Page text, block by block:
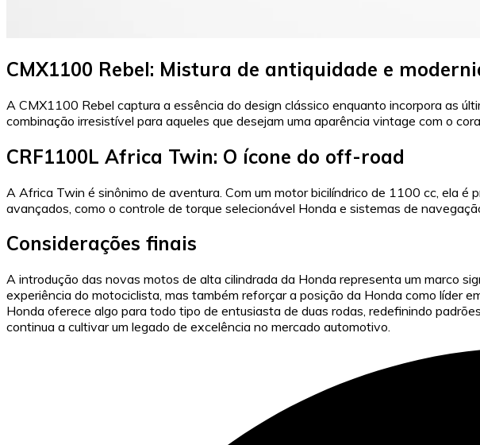
CMX1100 Rebel: Mistura de antiquidade e
A CMX1100 Rebel captura a essência do design clássico enquanto incorpora as
combinação irresistível para aqueles que desejam uma aparência vintage com o
CRF1100L Africa Twin: O ícone do off-road
A Africa Twin é sinônimo de aventura. Com um motor bicilíndrico de 1100 cc, ela
avançados, como o controle de torque selecionável Honda e sistemas de
Considerações finais
A introdução das novas motos de alta cilindrada da Honda representa um marco
experiência do motociclista, mas também reforçar a posição da Honda como líder
Honda oferece algo para todo tipo de entusiasta de duas rodas, redefinindo
continua a cultivar um legado de excelência no mercado automotivo.